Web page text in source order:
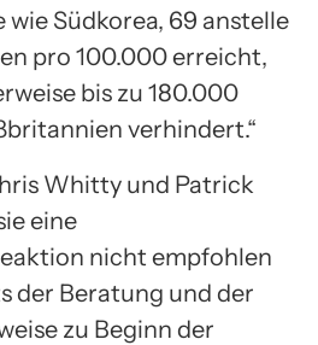
Südkorea, 69 anstelle
pro 100.000 erreicht,
bis zu 180.000
verhindert.“
Whitty und Patrick
eine
nicht empfohlen
der Beratung und der
zu Beginn der